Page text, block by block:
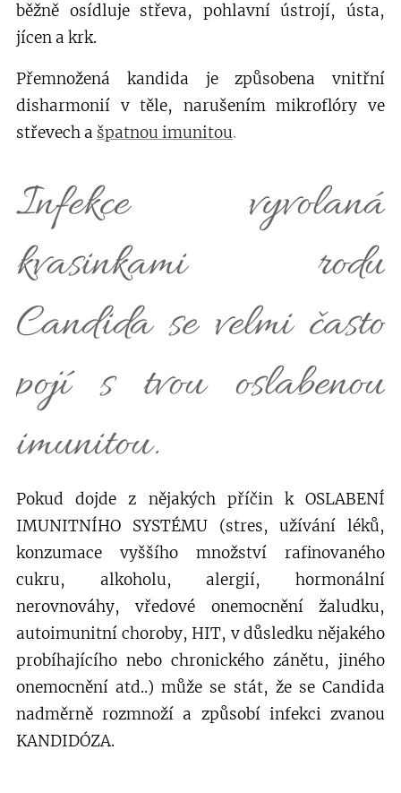
běžně osídluje střeva, pohlavní ústrojí, ústa,
jícen a krk.
Přemnožená kandida je způsobena vnitřní
disharmonií v těle, narušením mikroflóry ve
střevech a špatnou imunitou.
Infekce vyvolaná
kvasinkami rodu
Candida se velmi často
pojí s tvou oslabenou
imunitou.
Pokud dojde z nějakých příčin k OSLABENÍ
IMUNITNÍHO SYSTÉMU (stres, užívání léků,
konzumace vyššího množství rafinovaného
cukru, alkoholu, alergií, hormonální
nerovnováhy, vředové onemocnění žaludku,
autoimunitní choroby, HIT, v důsledku nějakého
probíhajícího nebo chronického zánětu, jiného
onemocnění atd..) může se stát, že se Candida
nadměrně rozmnoží a způsobí infekci zvanou
KANDIDÓZA.